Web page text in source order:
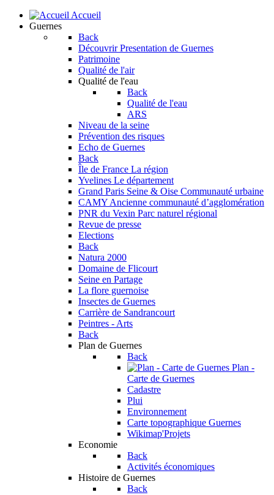
Accueil
Guernes
Back
Découvrir Presentation de Guernes
Patrimoine
Qualité de l'air
Qualité de l'eau
Back
Qualité de l'eau
ARS
Niveau de la seine
Prévention des risques
Echo de Guernes
Back
Île de France La région
Yvelines Le département
Grand Paris Seine & Oise Communauté urbaine
CAMY Ancienne communauté d’agglomération
PNR du Vexin Parc naturel régional
Revue de presse
Elections
Back
Natura 2000
Domaine de Flicourt
Seine en Partage
La flore guernoise
Insectes de Guernes
Carrière de Sandrancourt
Peintres - Arts
Back
Plan de Guernes
Back
Plan -
Carte de Guernes
Cadastre
Plui
Environnement
Carte topographique Guernes
Wikimap'Projets
Economie
Back
Activités économiques
Histoire de Guernes
Back